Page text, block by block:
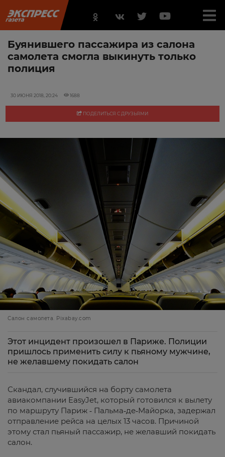
Буянившего пассажира из салона
самолета смогла выкинуть только
полиция
30 ИЮНЯ 2018, 20:24 1688
ПОДЕЛИТЬСЯ С ДРУЗЬЯМИ
Салон самолета. Pixabay.com
Этот инцидент произошел в Париже. Полиции
пришлось применить силу к пьяному мужчине,
не желавшему покидать салон
Скандал, случившийся на борту самолета
авиакомпании EasyJet, который готовился к вылету
по маршруту Париж ‐ Пальма‐де‐Майорка, задержал
отправление рейса на целых 13 часов. Причиной
этому стал пьяный пассажир, не желавший покидать
салон.